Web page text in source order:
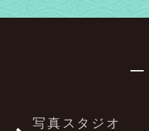
写真スタジオ